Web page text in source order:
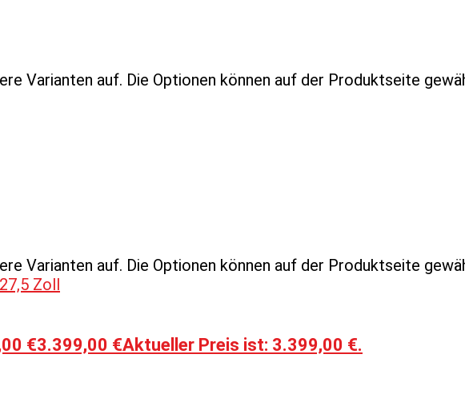
Varianten auf. Die Optionen können auf der Produktseite
Varianten auf. Die Optionen können auf der Produktseite
€3.399,00 €Aktueller Preis ist: 3.399,00 €.